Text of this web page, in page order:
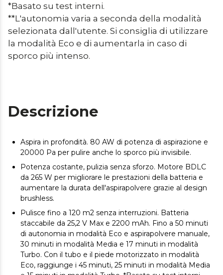
*Basato su test interni.
**L'autonomia varia a seconda della modalità
selezionata dall'utente. Si consiglia di utilizzare
la modalità Eco e di aumentarla in caso di
sporco più intenso.
Descrizione
Aspira in profondità. 80 AW di potenza di aspirazione e
20000 Pa per pulire anche lo sporco più invisibile.
Potenza costante, pulizia senza sforzo. Motore BDLC
da 265 W per migliorare le prestazioni della batteria e
aumentare la durata dell'aspirapolvere grazie al design
brushless.
Pulisce fino a 120 m2 senza interruzioni. Batteria
staccabile da 25,2 V Max e 2200 mAh. Fino a 50 minuti
di autonomia in modalità Eco e aspirapolvere manuale,
30 minuti in modalità Media e 17 minuti in modalità
Turbo. Con il tubo e il piede motorizzato in modalità
Eco, raggiunge i 45 minuti, 25 minuti in modalità Media